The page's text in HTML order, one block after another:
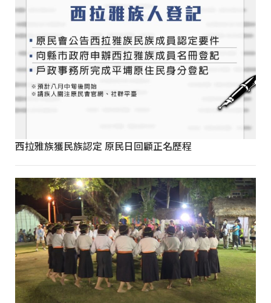
西拉雅族獲民族認定 原民日回顧正名歷程